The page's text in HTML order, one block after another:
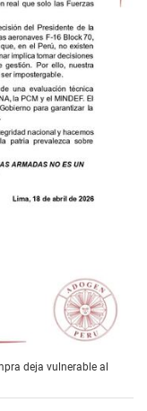
deja vulnerable al
que el
el país posee
“En la
pasado de la
el Perú